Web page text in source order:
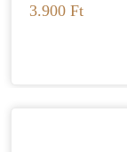
3.900 Ft